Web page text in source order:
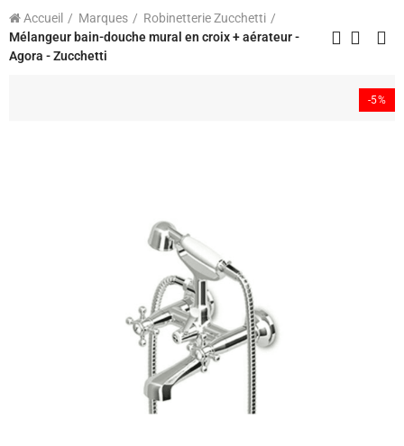
Accueil Marques
Robinetterie Zucchetti
Mélangeur bain-douche mural en croix + aérateur -
Agora - Zucchetti
-5%